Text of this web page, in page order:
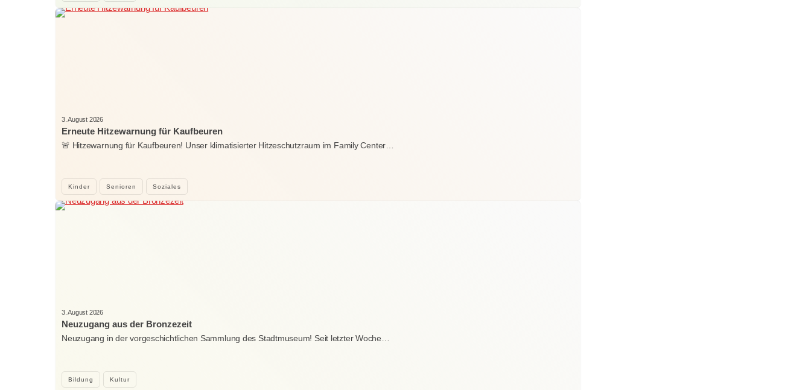
Kinder Senioren Soziales
3. August 2026
Erneute Hitzewarnung für Kaufbeuren
🚨 Hitzewarnung für Kaufbeuren! Unser klimatisierter Hitzeschutzraum im Family Center…
Bildung Kultur
3. August 2026
Neuzugang aus der Bronzezeit
Neuzugang in der vorgeschichtlichen Sammlung des Stadtmuseum! Seit letzter Woche…